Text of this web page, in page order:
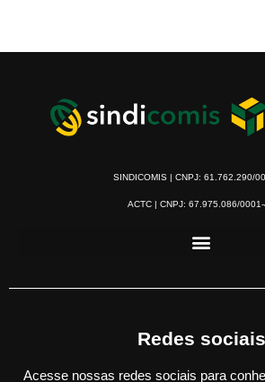
SINDICOMIS | CNPJ: 61.762.290/
ACTC | CNPJ: 67.975.086/0001-
Redes sociais
Acesse nossas redes sociais para